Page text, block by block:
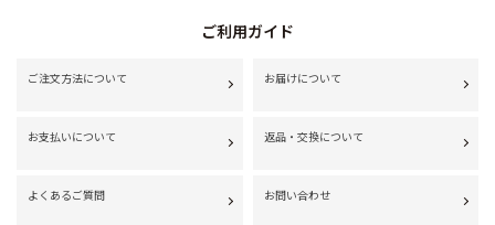
ご利用ガイド
ご注文方法について お届けについて
お支払いについて 返品・交換について
よくあるご質問 お問い合わせ